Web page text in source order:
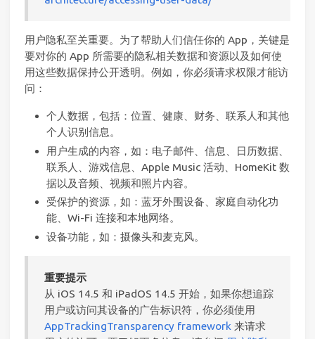
用户隐私至关重要。为了帮助人们信任你的 App，关键是
要对你的 App 所需要的隐私相关数据和资源以及如何使
用这些数据保持公开透明。例如，你必须请求权限才能访
问：
个人数据，包括：位置、健康、财务、联系人和其他
个人识别信息。
用户生成的内容，如：电子邮件、信息、日历数据、
联系人、游戏信息、Apple Music 活动、HomeKit 数
据以及音频、视频和照片内容。
受保护的资源，如：蓝牙外围设备、家庭自动化功
能、Wi-Fi 连接和本地网络。
设备功能，如：摄像头和麦克风。
重要提示
从 iOS 14.5 和 iPadOS 14.5 开始，如果你想追踪
用户或访问其设备的广告标识符，你必须使用
AppTrackingTransparency framework 来请求